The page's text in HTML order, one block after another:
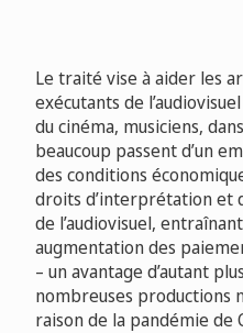
Le traité vise à aider les
exécutants de
du cinéma, musiciens,
beaucoup passent d’un
des conditions
droits d’interprétation et
de l’audiovisuel,
augmentation des
– un avantage d’autant
nombreuses productions
raison de la pandémie de